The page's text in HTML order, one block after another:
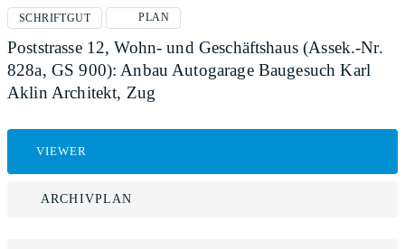
SCHRIFTGUT PLAN
Poststrasse 12, Wohn- und Geschäftshaus (Assek.-Nr.
828a, GS 900): Anbau Autogarage Baugesuch Karl
Aklin Architekt, Zug
VIEWER
ARCHIVPLAN